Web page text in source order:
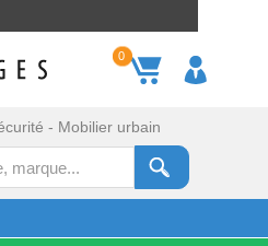
0
- Mobilier urbain